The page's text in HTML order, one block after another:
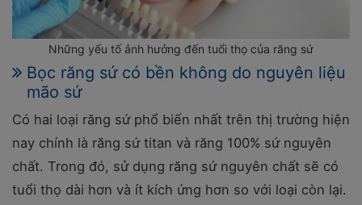
Những yếu tố ảnh hưởng đến tuổi thọ của răng sứ
Bọc răng sứ có bền không do nguyên liệu
mão sứ
Có hai loại răng sứ phổ biến nhất trên thị trường hiện
nay chính là răng sứ titan và răng 100% sứ nguyên
chất. Trong đó, sử dụng răng sứ nguyên chất sẽ có
tuổi thọ dài hơn và ít kích ứng hơn so với loại còn lại.